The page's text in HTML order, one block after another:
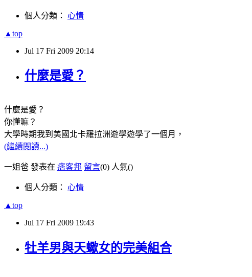
個人分類： 心情
▲top
Jul 17 Fri 2009 20:14
什麼是愛？
什麼是愛？
你懂嘛？
大學時期我到美國北卡羅拉洲遊學遊學了一個月，
(繼續閱讀...)
一姐爸 發表在 痞客邦 留言(0) 人氣()
個人分類： 心情
▲top
Jul 17 Fri 2009 19:43
牡羊男與天蠍女的完美組合